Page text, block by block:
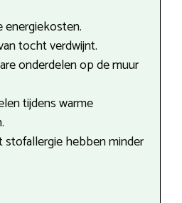
energiekosten.
tocht verdwijnt.
onderdelen op de muur
tijdens warme
stofallergie hebben minder